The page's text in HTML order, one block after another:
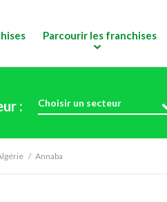
Parcourir les franchises
: Choisir un secteur
Annaba